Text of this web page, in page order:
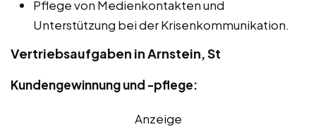
Pflege von Medienkontakten und
Unterstützung bei der Krisenkommunikation.
Vertriebsaufgaben in Arnstein, St
Kundengewinnung und -pflege:
Anzeige